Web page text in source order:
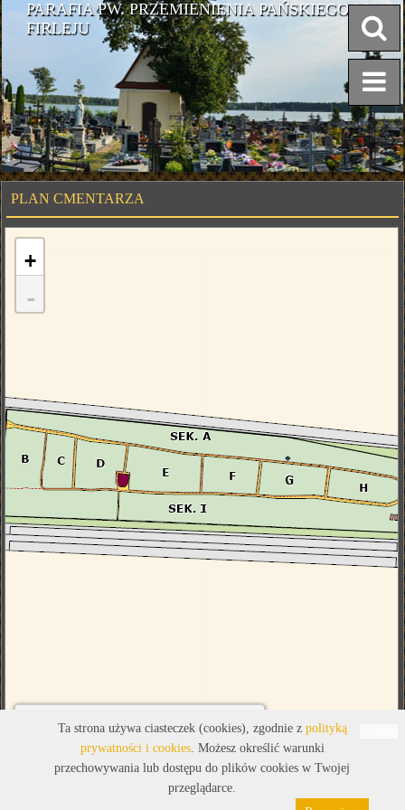
PARAFIA PW. PRZEMIENIENIA PAŃSKIEGO W
FIRLEJU
PLAN CMENTARZA
+
-
Ta strona używa ciasteczek (cookies), zgodnie z polityką
prywatności i cookies. Możesz określić warunki
przechowywania lub dostępu do plików cookies w Twojej
przeglądarce.